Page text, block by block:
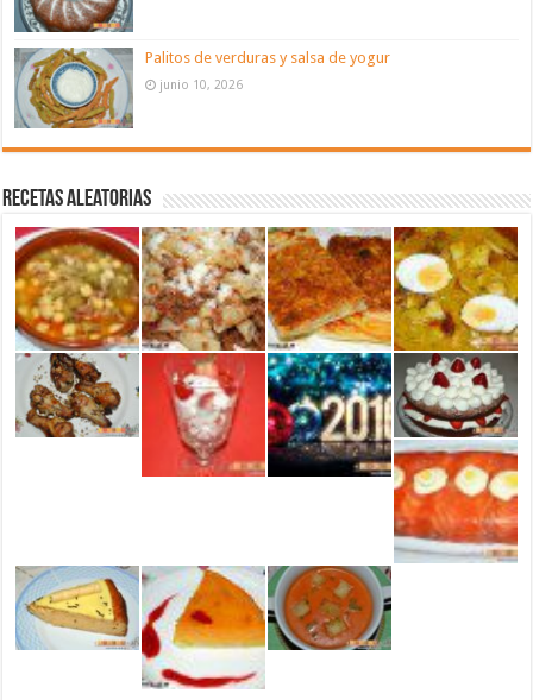
Palitos de verduras y salsa de yogur
junio 10, 2026
Recetas aleatorias